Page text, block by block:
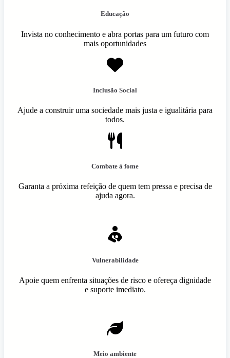
Educação
Invista no conhecimento e abra portas para um futuro com
mais oportunidades
Inclusão Social
Ajude a construir uma sociedade mais justa e igualitária para
todos.
Combate à fome
Garanta a próxima refeição de quem tem pressa e precisa de
ajuda agora.
Vulnerabilidade
Apoie quem enfrenta situações de risco e ofereça dignidade
e suporte imediato.
Meio ambiente